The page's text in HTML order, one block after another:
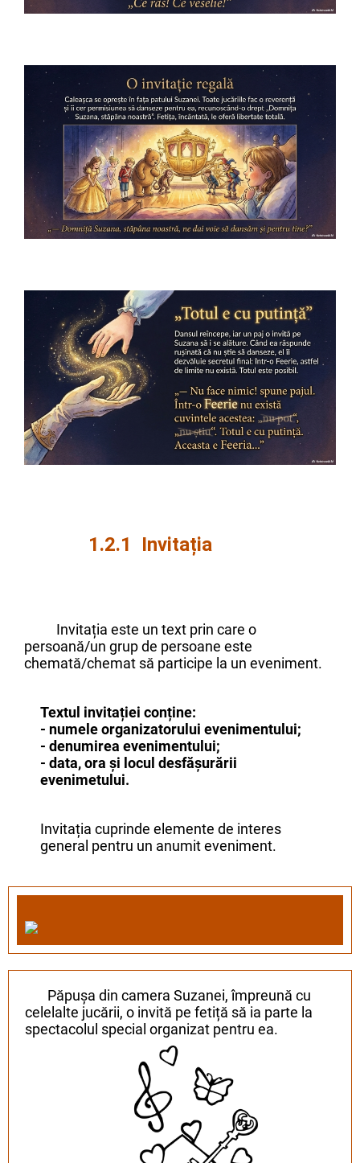
1.2.1 Invitația
Invitația este un text prin care o
persoană/un grup de persoane este
chemată/chemat să participe la un eveniment.
Textul invitației conține:
- numele organizatorului evenimentului;
- denumirea evenimentului;
- data, ora și locul desfășurării
evenimetului.
Invitația cuprinde elemente de interes
general pentru un anumit eveniment.
Păpușa din camera Suzanei, împreună cu
celelalte jucării, o invită pe fetiță să ia parte la
spectacolul special organizat pentru ea.